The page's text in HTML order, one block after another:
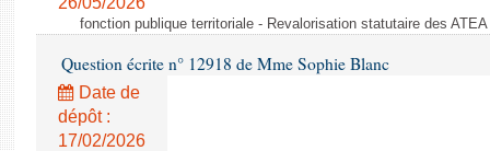
fonction publique territoriale - Revalorisation statutaire des
Question écrite n° 12918 de Mme Sophie Blanc
Date de
dépôt :
17/02/2026